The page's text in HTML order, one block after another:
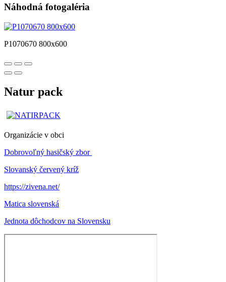
Náhodná fotogaléria
P1070670 800x600
Natur pack
Organizácie v obci
Dobrovoľný hasičský zbor
Slovanský červený kríž
https://zivena.net/
Matica slovenská
Jednota dôchodcov na Slovensku